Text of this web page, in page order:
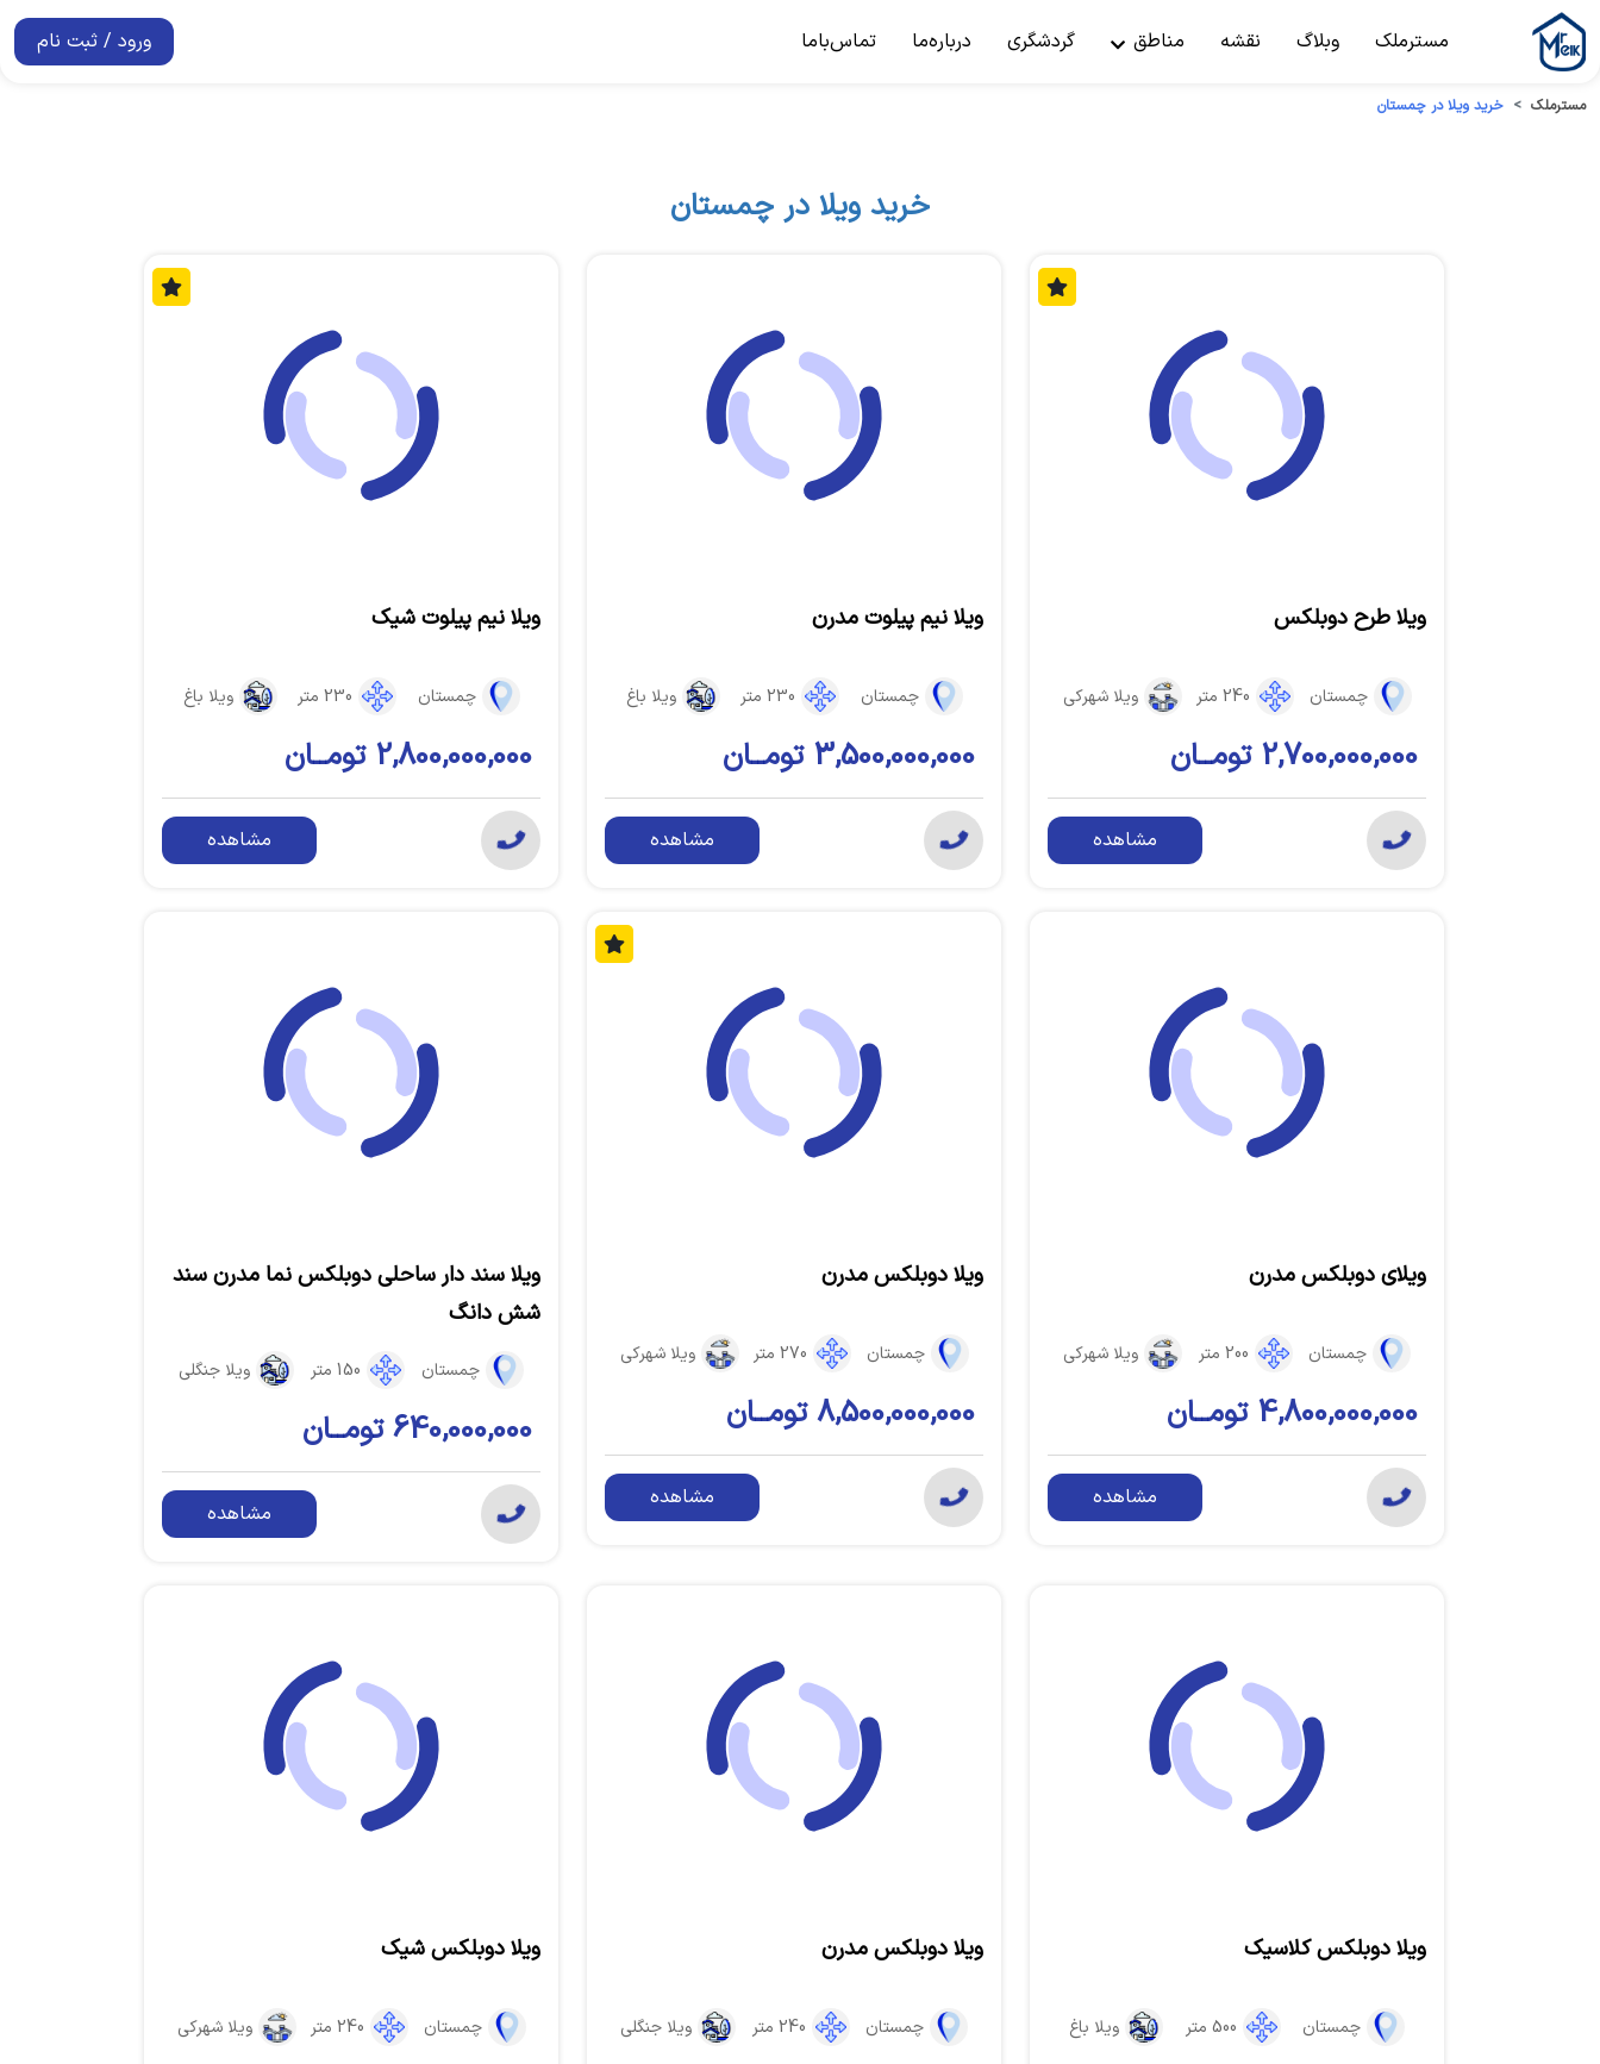
مسترملک وبلاگ نقشه مناطق گردشگری درباره‌ما تماس‌باما ورود / ثبت نام
مسترملک خرید ویلا در چمستان
خرید ویلا در چمستان
ویلا طرح دوبلکس
چمستان 240 متر ویلا شهرکی
2,700,000,000 تومــان
مشاهده
ویلا نیم پیلوت مدرن
چمستان 230 متر ویلا باغ
3,500,000,000 تومــان
مشاهده
ویلا نیم پیلوت شیک
چمستان 230 متر ویلا باغ
2,800,000,000 تومــان
مشاهده
ویلای دوبلکس مدرن
چمستان 200 متر ویلا شهرکی
4,800,000,000 تومــان
مشاهده
ویلا دوبلکس مدرن
چمستان 270 متر ویلا شهرکی
8,500,000,000 تومــان
مشاهده
ویلا سند دار ساحلی دوبلکس نما مدرن سند
شش دانگ
چمستان 150 متر ویلا جنگلی
640,000,000 تومــان
مشاهده
ویلا دوبلکس کلاسیک
چمستان 500 متر ویلا باغ
ویلا دوبلکس مدرن
چمستان 240 متر ویلا جنگلی
ویلا دوبلکس شیک
چمستان 240 متر ویلا شهرکی